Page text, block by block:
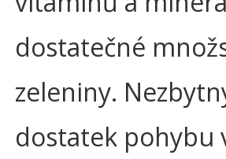
dostatečné
zeleniny.
dostatek pohybu